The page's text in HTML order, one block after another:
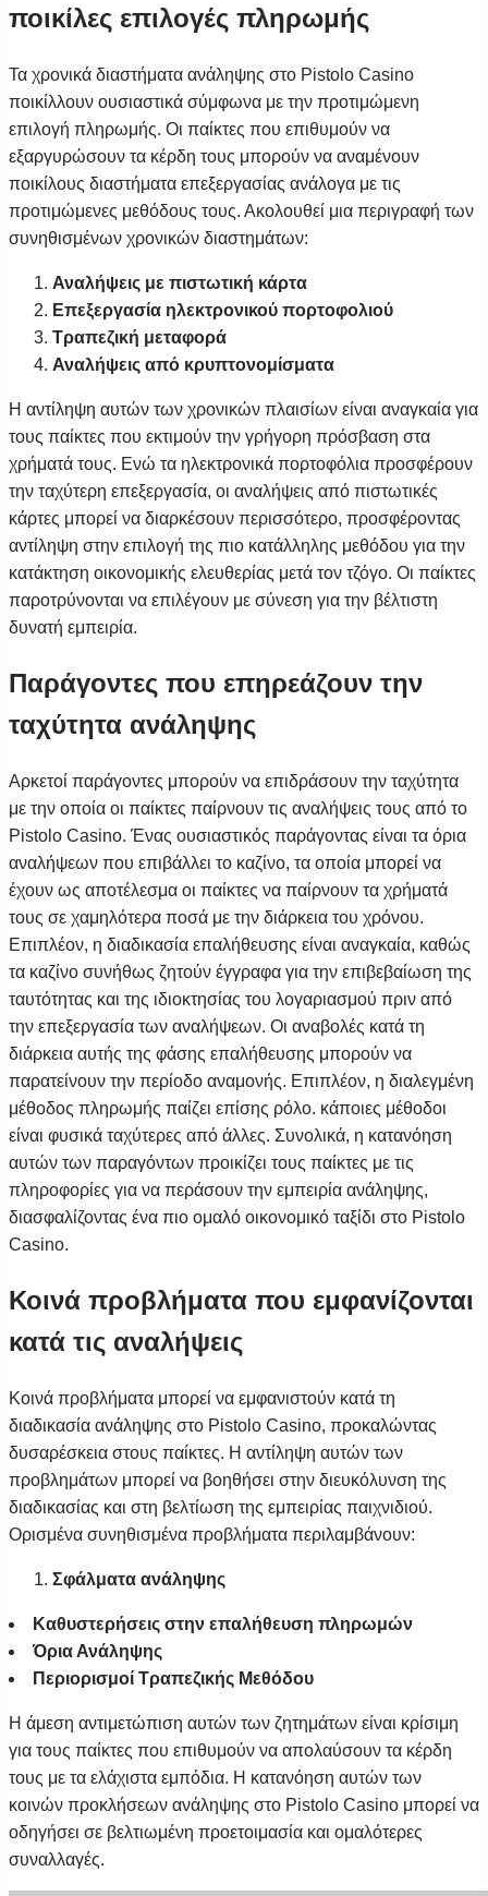
ποικίλες επιλογές πληρωμής
Τα χρονικά διαστήματα ανάληψης στο Pistolo Casino
ποικίλλουν ουσιαστικά σύμφωνα με την προτιμώμενη
επιλογή πληρωμής. Οι παίκτες που επιθυμούν να
εξαργυρώσουν τα κέρδη τους μπορούν να αναμένουν
ποικίλους διαστήματα επεξεργασίας ανάλογα με τις
προτιμώμενες μεθόδους τους. Ακολουθεί μια περιγραφή των
συνηθισμένων χρονικών διαστημάτων:
Αναλήψεις με πιστωτική κάρτα
Επεξεργασία ηλεκτρονικού πορτοφολιού
Τραπεζική μεταφορά
Αναλήψεις από κρυπτονομίσματα
Η αντίληψη αυτών των χρονικών πλαισίων είναι αναγκαία για
τους παίκτες που εκτιμούν την γρήγορη πρόσβαση στα
χρήματά τους. Ενώ τα ηλεκτρονικά πορτοφόλια προσφέρουν
την ταχύτερη επεξεργασία, οι αναλήψεις από πιστωτικές
κάρτες μπορεί να διαρκέσουν περισσότερο, προσφέροντας
αντίληψη στην επιλογή της πιο κατάλληλης μεθόδου για την
κατάκτηση οικονομικής ελευθερίας μετά τον τζόγο. Οι παίκτες
παροτρύνονται να επιλέγουν με σύνεση για την βέλτιστη
δυνατή εμπειρία.
Παράγοντες που επηρεάζουν την
ταχύτητα ανάληψης
Αρκετοί παράγοντες μπορούν να επιδράσουν την ταχύτητα
με την οποία οι παίκτες παίρνουν τις αναλήψεις τους από το
Pistolo Casino. Ένας ουσιαστικός παράγοντας είναι τα όρια
αναλήψεων που επιβάλλει το καζίνο, τα οποία μπορεί να
έχουν ως αποτέλεσμα οι παίκτες να παίρνουν τα χρήματά
τους σε χαμηλότερα ποσά με την διάρκεια του χρόνου.
Επιπλέον, η διαδικασία επαλήθευσης είναι αναγκαία, καθώς
τα καζίνο συνήθως ζητούν έγγραφα για την επιβεβαίωση της
ταυτότητας και της ιδιοκτησίας του λογαριασμού πριν από
την επεξεργασία των αναλήψεων. Οι αναβολές κατά τη
διάρκεια αυτής της φάσης επαλήθευσης μπορούν να
παρατείνουν την περίοδο αναμονής. Επιπλέον, η διαλεγμένη
μέθοδος πληρωμής παίζει επίσης ρόλο. κάποιες μέθοδοι
είναι φυσικά ταχύτερες από άλλες. Συνολικά, η κατανόηση
αυτών των παραγόντων προικίζει τους παίκτες με τις
πληροφορίες για να περάσουν την εμπειρία ανάληψης,
διασφαλίζοντας ένα πιο ομαλό οικονομικό ταξίδι στο Pistolo
Casino.
Κοινά προβλήματα που εμφανίζονται
κατά τις αναλήψεις
Κοινά προβλήματα μπορεί να εμφανιστούν κατά τη
διαδικασία ανάληψης στο Pistolo Casino, προκαλώντας
δυσαρέσκεια στους παίκτες. Η αντίληψη αυτών των
προβλημάτων μπορεί να βοηθήσει στην διευκόλυνση της
διαδικασίας και στη βελτίωση της εμπειρίας παιχνιδιού.
Ορισμένα συνηθισμένα προβλήματα περιλαμβάνουν:
Σφάλματα ανάληψης
Καθυστερήσεις στην επαλήθευση πληρωμών
Όρια Ανάληψης
Περιορισμοί Τραπεζικής Μεθόδου
Η άμεση αντιμετώπιση αυτών των ζητημάτων είναι κρίσιμη
για τους παίκτες που επιθυμούν να απολαύσουν τα κέρδη
τους με τα ελάχιστα εμπόδια. Η κατανόηση αυτών των
κοινών προκλήσεων ανάληψης στο Pistolo Casino μπορεί να
οδηγήσει σε βελτιωμένη προετοιμασία και ομαλότερες
συναλλαγές.